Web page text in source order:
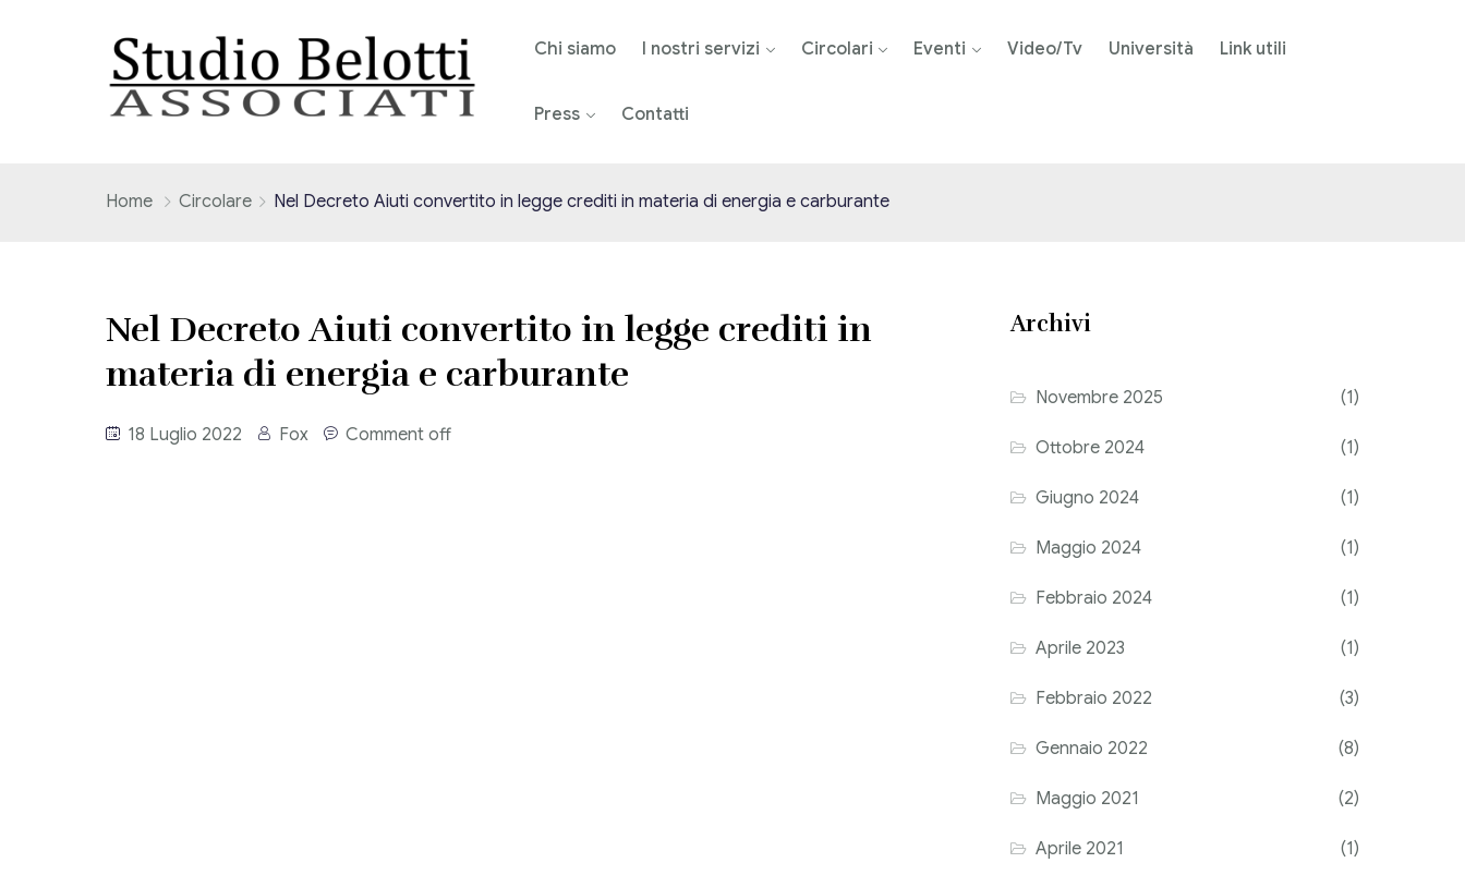
Chi siamo I nostri servizi Circolari Eventi Video/Tv Università Link utili
Press Contatti
Home Circolare Nel Decreto Aiuti convertito in legge crediti in materia di energia e carburante
Nel Decreto Aiuti convertito in legge crediti in
materia di energia e carburante
18 Luglio 2022 Fox Comment off
Archivi
Novembre 2025 (1)
Ottobre 2024 (1)
Giugno 2024 (1)
Maggio 2024 (1)
Febbraio 2024 (1)
Aprile 2023 (1)
Febbraio 2022 (3)
Gennaio 2022 (8)
Maggio 2021 (2)
Aprile 2021 (1)